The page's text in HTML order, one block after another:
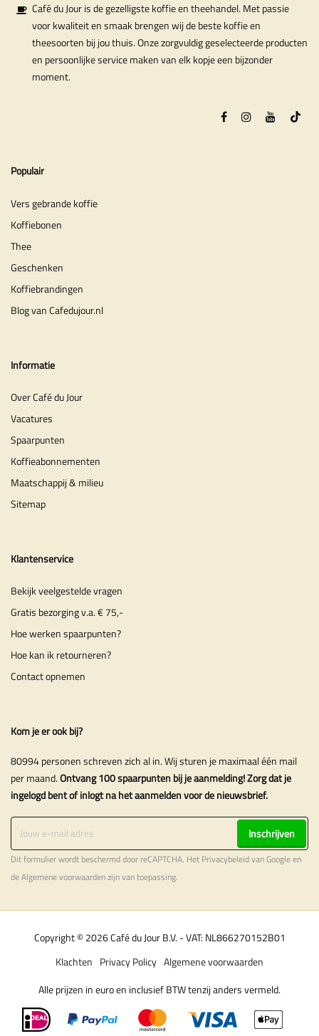
Café du Jour is de gezelligste koffie en theehandel. Met passie
voor kwaliteit en smaak brengen wij de beste koffie en
theesoorten bij jou thuis. Onze zorgvuldig geselecteerde producten
en persoonlijke service maken van elk kopje een bijzonder
moment.
Populair
Vers gebrande koffie
Koffiebonen
Thee
Geschenken
Koffiebrandingen
Blog van Cafedujour.nl
Informatie
Over Café du Jour
Vacatures
Spaarpunten
Koffieabonnementen
Maatschappij & milieu
Sitemap
Klantenservice
Bekijk veelgestelde vragen
Gratis bezorging v.a. € 75,-
Hoe werken spaarpunten?
Hoe kan ik retourneren?
Contact opnemen
Kom je er ook bij?
80994 personen schreven zich al in. Wij sturen je maximaal één mail
per maand.Ontvang 100 spaarpunten bij je aanmelding! Zorg dat je
ingelogd bent of inlogt na het aanmelden voor de nieuwsbrief.
Inschrijven
Dit formulier wordt beschermd door reCAPTCHA. Het Privacybeleidvan Google en
deAlgemene voorwaardenzijn van toepassing.
Copyright © 2026 Café du Jour B.V. - VAT: NL866270152B01
Algemene voorwaarden
Privacy Policy
Klachten
Alle prijzen in euro en inclusief BTW tenzij anders vermeld.